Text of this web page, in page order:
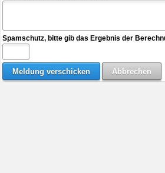
Spamschutz, bitte gib das Ergebnis der